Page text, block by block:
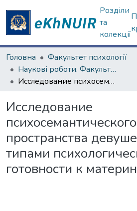
Розділи
та
колекції
Головна
Факультет психології
Наукові роботи. Факультет психології
Исследование психосемантического пространства девушек с разными типами психологической готовности к материнству
Исследование
психосемантического
пространства
типами
готовности к